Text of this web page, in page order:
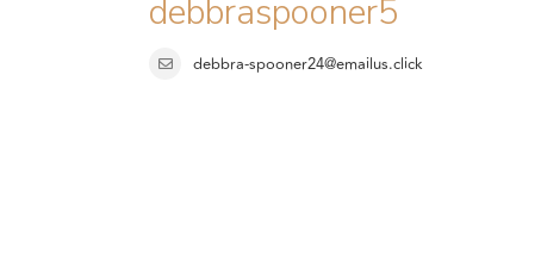
debbraspooner5
debbra-spooner24@emailus.click